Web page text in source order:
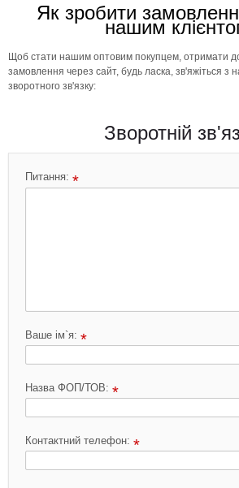
Як зробити
нашим
Щоб стати нашим оптовим покупцем, отримати
замовлення через сайт, будь ласка, зв'яжіться з
зворотного зв'язку:
Зворотній
Питання: *
Ваше ім`я: *
Назва ФОП/ТОВ: *
Контактний телефон: *